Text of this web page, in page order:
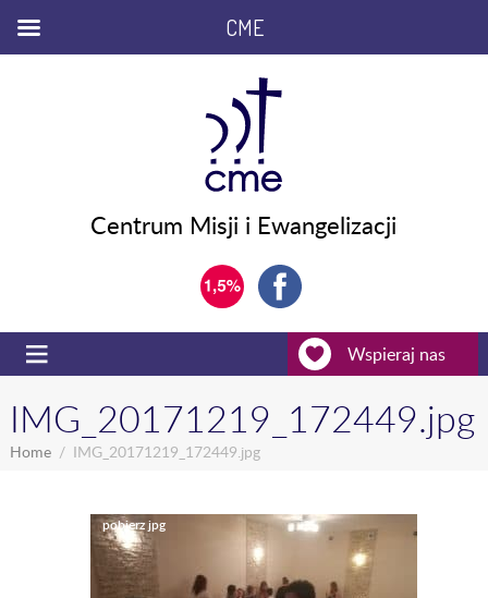
Centrum Misji i Ewangelizacji
Wspieraj nas
IMG_20171219_172449.jpg
Home IMG_20171219_172449.jpg
CME